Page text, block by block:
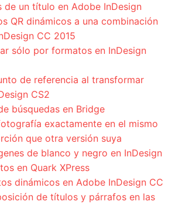
de un título en Adobe InDesign
QR dinámicos a una combinación
CC 2015
sólo por formatos en InDesign
de referencia al transformar
CS2
búsquedas en Bridge
exactamente en el mismo
que otra versión suya
de blanco y negro en InDesign
en Quark XPress
dinámicos en Adobe InDesign CC
de títulos y párrafos en las